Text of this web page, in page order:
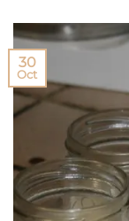
30
Oct